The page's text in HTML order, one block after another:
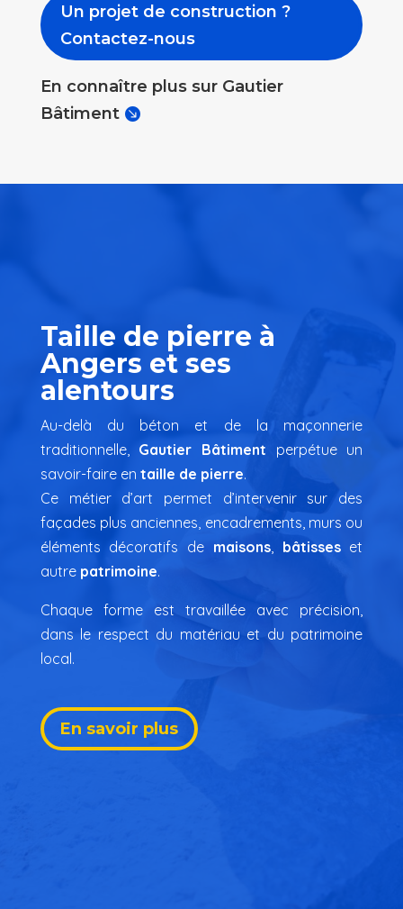
Un projet de construction ?
Contactez-nous
En connaître plus sur Gautier
Bâtiment
Taille de pierre à
Angers et ses
alentours
Au-delà du béton et de la maçonnerie
traditionnelle, Gautier Bâtiment perpétue un
savoir-faire en taille de pierre.
Ce métier d’art permet d’intervenir sur des
façades plus anciennes, encadrements, murs ou
éléments décoratifs de maisons, bâtisseset
autre patrimoine.
Chaque forme est travaillée avec précision,
dans le respect du matériau et du patrimoine
local.
En savoir plus